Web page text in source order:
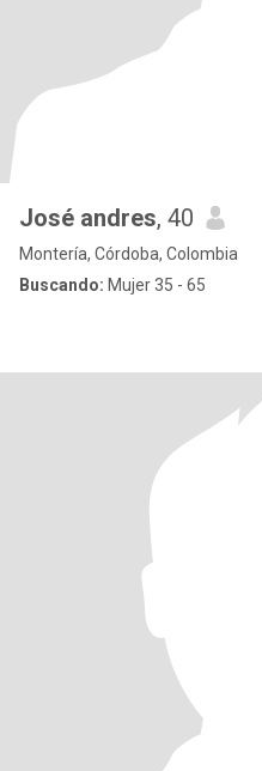
José andres, 40
Montería, Córdoba, Colombia
Buscando: Mujer 35 - 65